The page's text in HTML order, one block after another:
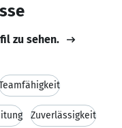
zu sehen.
Zuverlässigkeit